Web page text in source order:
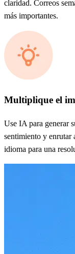
claridad. Correos
más importantes.
Multiplique el
Use IA para generar
sentimiento y enrutar
idioma para una